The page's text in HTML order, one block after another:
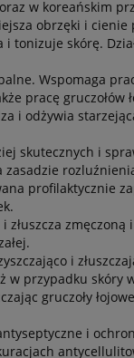
w koreańskim
obrzęki i cienie
tonizuje skórę.
Wspomaga
pracę gruczołów
i odżywia
skutecznych i
profilaktycznie
i
w przypadku skóry
gruczoły
i